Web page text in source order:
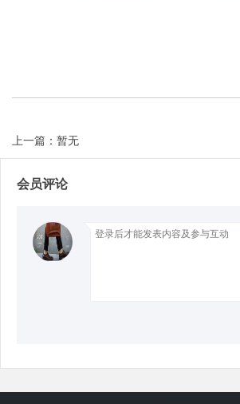
上一篇：暂无
会员评论